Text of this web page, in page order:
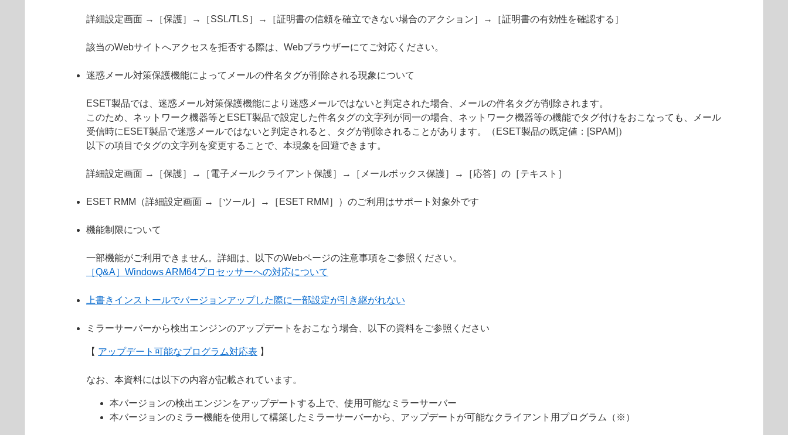
詳細設定画面 →［保護］→［SSL/TLS］→［証明書の信頼を確立できない場合のアクション］→［証明書の有効性を確認する］
該当のWebサイトへアクセスを拒否する際は、Webブラウザーにてご対応ください。
迷惑メール対策保護機能によってメールの件名タグが削除される現象について
ESET製品では、迷惑メール対策保護機能により迷惑メールではないと判定された場合、メールの件名タグが削除されます。
このため、ネットワーク機器等とESET製品で設定した件名タグの文字列が同一の場合、ネットワーク機器等の機能でタグ付けをおこなっても、メール
受信時にESET製品で迷惑メールではないと判定されると、タグが削除されることがあります。（ESET製品の既定値：[SPAM]）
以下の項目でタグの文字列を変更することで、本現象を回避できます。
詳細設定画面 →［保護］→［電子メールクライアント保護］→［メールボックス保護］→［応答］の［テキスト］
ESET RMM（詳細設定画面 →［ツール］→［ESET RMM］）のご利用はサポート対象外です
機能制限について
一部機能がご利用できません。詳細は、以下のWebページの注意事項をご参照ください。
［Q&A］Windows ARM64プロセッサーへの対応について
上書きインストールでバージョンアップした際に一部設定が引き継がれない
ミラーサーバーから検出エンジンのアップデートをおこなう場合、以下の資料をご参照ください
【 アップデート可能なプログラム対応表 】
なお、本資料には以下の内容が記載されています。
本バージョンの検出エンジンをアップデートする上で、使用可能なミラーサーバー
本バージョンのミラー機能を使用して構築したミラーサーバーから、アップデートが可能なクライアント用プログラム（※）